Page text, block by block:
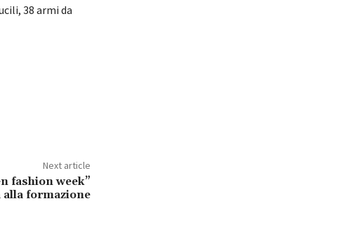
38 armi da
Next article
fashion week”
alla formazione